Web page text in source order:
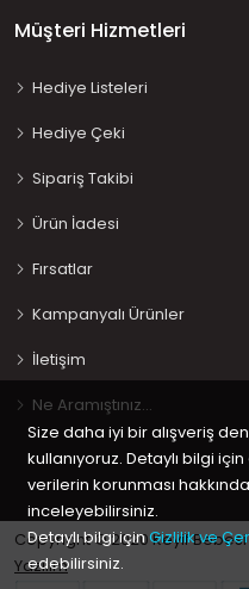
Müşteri Hizmetleri
Hediye Listeleri
Hediye Çeki
Sipariş Takibi
Ürün İadesi
Fırsatlar
Kampanyalı Ürünler
İletişim
Ne Aramıştınız…
Copyright © 2020 Keyif
Yazılım
Size daha iyi bir alışveriş
kullanıyoruz. Detaylı bilgi
verilerin korunması
inceleyebilirsiniz.
Detaylı bilgi içinGizlilik ve
edebilirsiniz.